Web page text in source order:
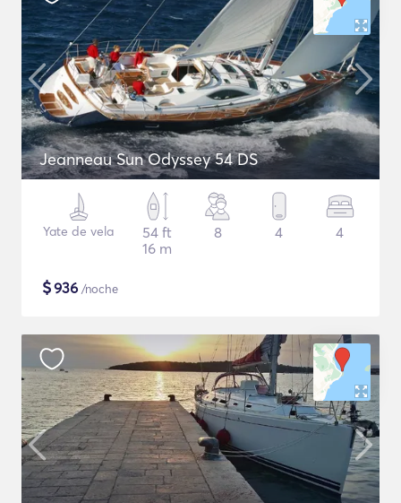
Jeanneau Sun Odyssey 54 DS
Yate de vela
54 ft
16 m
8 4 4
$936 /noche